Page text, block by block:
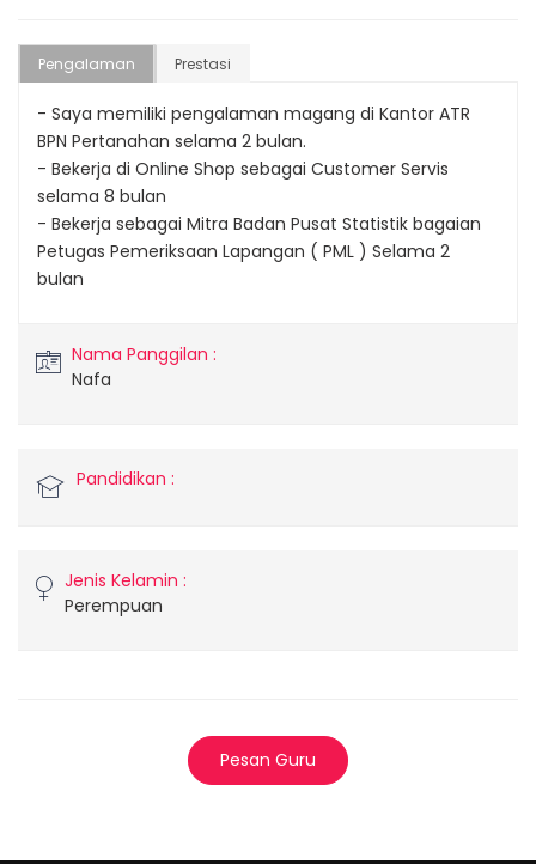
Pengalaman Prestasi
- Saya memiliki pengalaman magang di Kantor ATR
BPN Pertanahan selama 2 bulan.
- Bekerja di Online Shop sebagai Customer Servis
selama 8 bulan
- Bekerja sebagai Mitra Badan Pusat Statistik bagaian
Petugas Pemeriksaan Lapangan ( PML ) Selama 2
bulan
Nama Panggilan :
Nafa
Pandidikan :
Jenis Kelamin :
Perempuan
Pesan Guru